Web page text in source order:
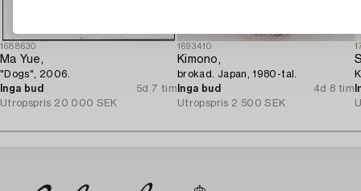
1688630
Ma Yue,
"Dogs", 2006.
Inga bud
5d 7 tim
Utropspris 20 000 SEK
1693410
Kimono,
brokad. Japan, 1980-tal.
Inga bud
4d 8 tim
Utropspris 2 500 SEK